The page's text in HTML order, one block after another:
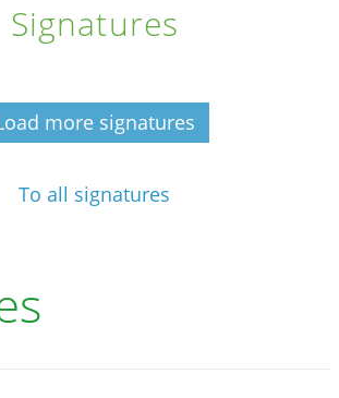
Signatures
more signatures
To all signatures